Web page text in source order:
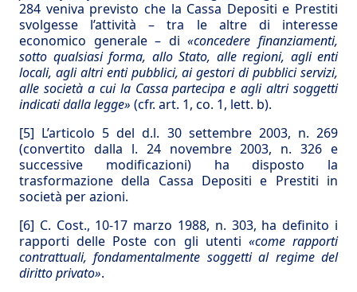
284 veniva previsto che la Cassa Depositi e Prestiti
svolgesse l’attività – tra le altre di interesse
economico generale – di«concedere finanziamenti,
sotto qualsiasi forma, allo Stato, alle regioni, agli enti
locali, agli altri enti pubblici, ai gestori di pubblici servizi,
alle società a cui la Cassa partecipa e agli altri soggetti
indicati dalla legge» (cfr. art. 1, co. 1, lett. b).
[5] L’articolo 5 del d.l. 30 settembre 2003, n. 269
(convertito dalla l. 24 novembre 2003, n. 326 e
successive modificazioni) ha disposto la
trasformazione della Cassa Depositi e Prestiti in
società per azioni.
[6] C. Cost., 10-17 marzo 1988, n. 303, ha definito i
rapporti delle Poste con gli utenti «come rapporti
contrattuali, fondamentalmente soggetti al regime del
diritto privato».